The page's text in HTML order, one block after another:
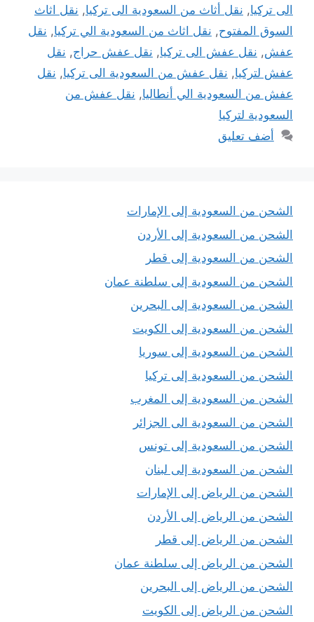
الى تركيا, نقل أثاث من السعودية الى تركيا, نقل اثاث
السوق المفتوح, نقل اثاث من السعودية الي تركيا, نقل
عفش, نقل عفش الى تركيا, نقل عفش حراج, نقل
عفش لتركيا, نقل عفش من السعودية الى تركيا, نقل
عفش من السعودية الي أنطاليا, نقل عفش من
السعودية لتركيا
أضف تعليق
الشحن من السعودية إلى الإمارات
الشحن من السعودية إلى الأردن
الشحن من السعودية إلى قطر
الشحن من السعودية إلى سلطنة عمان
الشحن من السعودية إلى البحرين
الشحن من السعودية إلى الكويت
الشحن من السعودية إلى سوريا
الشحن من السعودية إلى تركيا
الشحن من السعودية إلى المغرب
الشحن من السعودية الى الجزائر
الشحن من السعودية إلى تونس
الشحن من السعودية إلى لبنان
الشحن من الرياض إلى الإمارات
الشحن من الرياض إلى الأردن
الشحن من الرياض إلى قطر
الشحن من الرياض إلى سلطنة عمان
الشحن من الرياض إلى البحرين
الشحن من الرياض إلى الكويت